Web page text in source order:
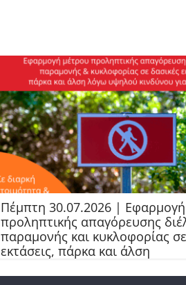
Πέμπτη 30.07.2026 |
προληπτικής απαγόρευσης
παραμονής και κυκλοφορίας
εκτάσεις, πάρκα και άλση